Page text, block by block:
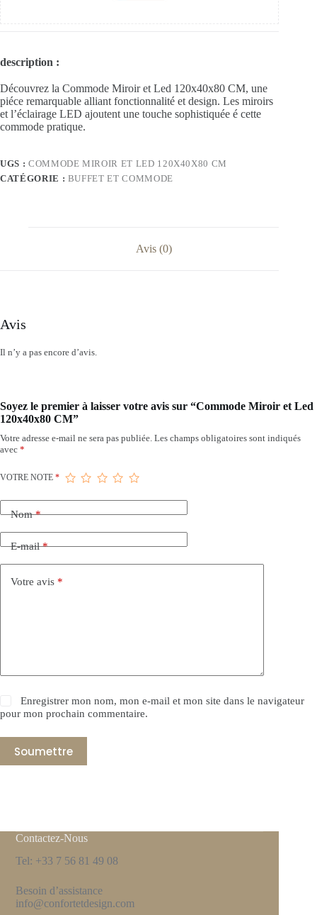
description :
Découvrez la Commode Miroir et Led 120x40x80 CM, une
piéce remarquable alliant fonctionnalité et design. Les miroirs
et l’éclairage LED ajoutent une touche sophistiquée é cette
commode pratique.
UGS : COMMODE MIROIR ET LED 120X40X80 CM
CATÉGORIE : BUFFET ET COMMODE
Avis (0)
Avis
Il n’y a pas encore d’avis.
Soyez le premier à laisser votre avis sur “Commode Miroir et Led
120x40x80 CM”
Votre adresse e-mail ne sera pas publiée. Les champs obligatoires sont indiqués
avec *
VOTRE NOTE *
Nom*
E-mail*
Votre avis *
Enregistrer mon nom, mon e-mail et mon site dans le navigateur
pour mon prochain commentaire.
Soumettre
Contactez-Nous
Tel: +33 7 56 81 49 08
Besoin d’assistance
info@confortetdesign.com